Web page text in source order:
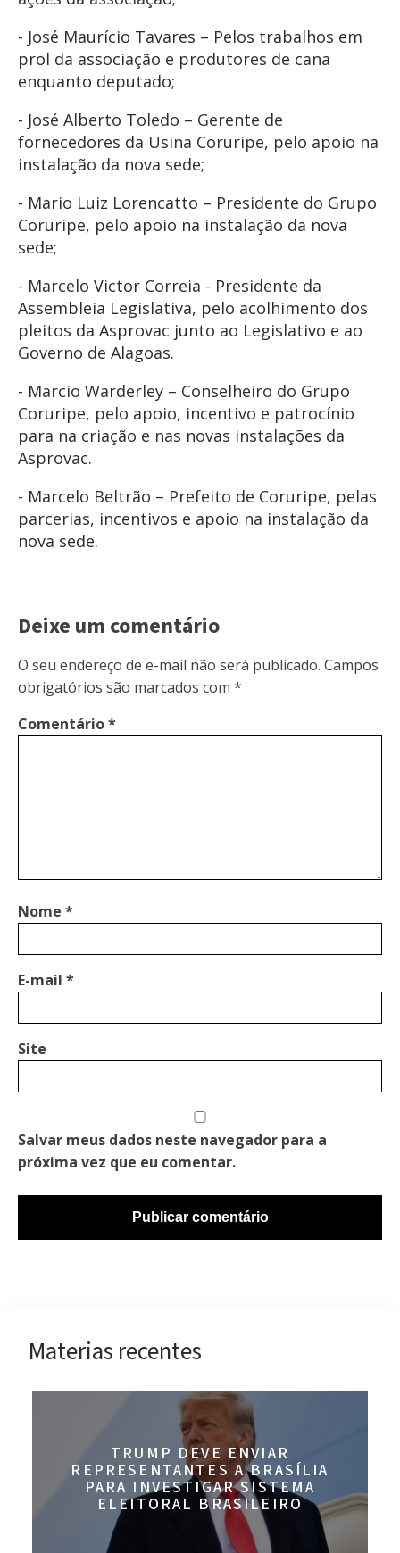
- José Maurício Tavares – Pelos trabalhos em
prol da associação e produtores de cana
enquanto deputado;
- José Alberto Toledo – Gerente de
fornecedores da Usina Coruripe, pelo apoio na
instalação da nova sede;
- Mario Luiz Lorencatto – Presidente do Grupo
Coruripe, pelo apoio na instalação da nova
sede;
- Marcelo Victor Correia - Presidente da
Assembleia Legislativa, pelo acolhimento dos
pleitos da Asprovac junto ao Legislativo e ao
Governo de Alagoas.
- Marcio Warderley – Conselheiro do Grupo
Coruripe, pelo apoio, incentivo e patrocínio
para na criação e nas novas instalações da
Asprovac.
- Marcelo Beltrão – Prefeito de Coruripe, pelas
parcerias, incentivos e apoio na instalação da
nova sede.
Deixe um comentário
O seu endereço de e-mail não será publicado. Campos
obrigatórios são marcados com *
Comentário*
Nome *
E-mail *
Site
Salvar meus dados neste navegador para a
próxima vez que eu comentar.
Materias recentes
TRUMP DEVE ENVIAR
REPRESENTANTES A BRASÍLIA
PARA INVESTIGAR SISTEMA
ELEITORAL BRASILEIRO